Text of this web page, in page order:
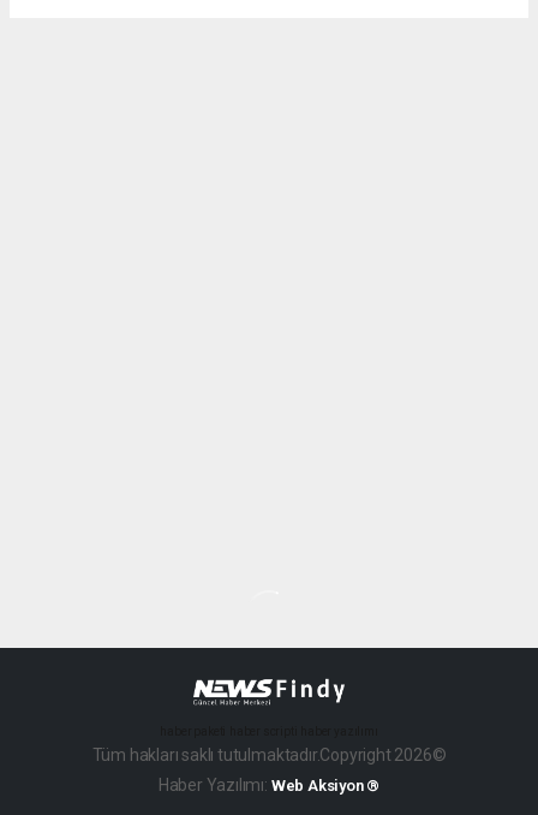
Tüm hakları saklı tutulmaktadır.Copyright 2026©
Haber Yazılımı: Web Aksiyon ®